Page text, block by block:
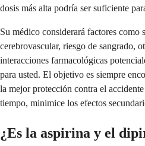
dosis más alta podría ser suficiente
Su médico considerará factores como
cerebrovascular, riesgo de sangrado,
interacciones farmacológicas
para usted. El objetivo es siempre
la mejor protección contra el
tiempo, minimice los efectos
¿Es la aspirina y el